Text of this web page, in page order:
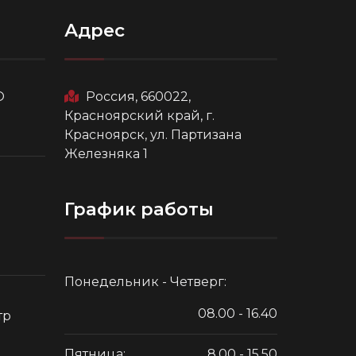
Адрес
Россия, 660022,
Красноярский край, г.
Красноярск, ул. Партизана
Железняка 1
График работы
Понедельник - Четверг:
08.00 - 16.40